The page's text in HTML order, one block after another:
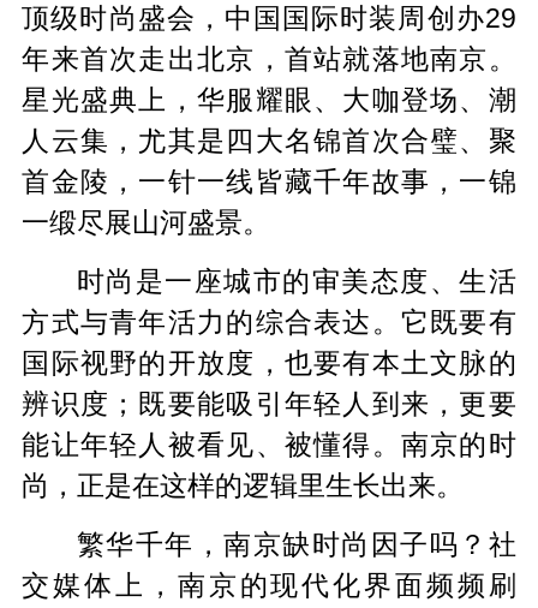
顶级时尚盛会，中国国际时装周创办29
年来首次走出北京，首站就落地南京。
星光盛典上，华服耀眼、大咖登场、潮
人云集，尤其是四大名锦首次合璧、聚
首金陵，一针一线皆藏千年故事，一锦
一缎尽展山河盛景。
时尚是一座城市的审美态度、生活
方式与青年活力的综合表达。它既要有
国际视野的开放度，也要有本土文脉的
辨识度；既要能吸引年轻人到来，更要
能让年轻人被看见、被懂得。南京的时
尚，正是在这样的逻辑里生长出来。
繁华千年，南京缺时尚因子吗？社
交媒体上，南京的现代化界面频频刷